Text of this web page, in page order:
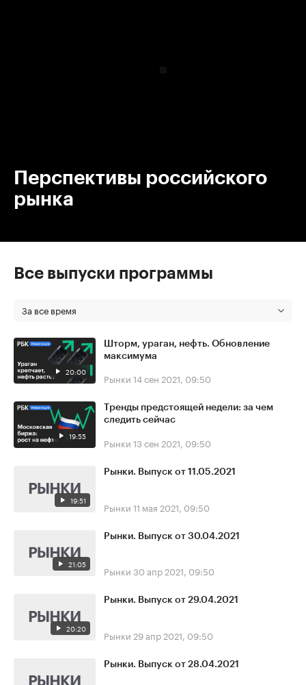
Перспективы российского
рынка
Все выпуски программы
За все время
20:00
Шторм, ураган, нефть. Обновление
максимума
Рынки 14 сен 2021, 09:50
19:55
Тренды предстоящей недели: за чем
следить сейчас
Рынки 13 сен 2021, 09:50
19:51
Рынки. Выпуск от 11.05.2021
Рынки 11 мая 2021, 09:50
21:05
Рынки. Выпуск от 30.04.2021
Рынки 30 апр 2021, 09:50
20:20
Рынки. Выпуск от 29.04.2021
Рынки 29 апр 2021, 09:50
Рынки. Выпуск от 28.04.2021